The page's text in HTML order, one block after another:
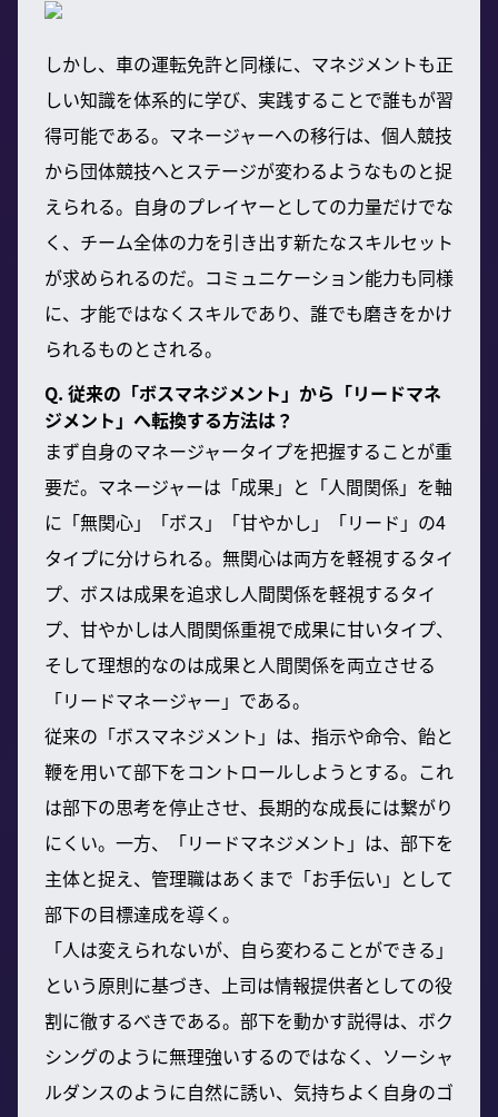
しかし、車の運転免許と同様に、マネジメントも正
しい知識を体系的に学び、実践することで誰もが習
得可能である。マネージャーへの移行は、個人競技
から団体競技へとステージが変わるようなものと捉
えられる。自身のプレイヤーとしての力量だけでな
く、チーム全体の力を引き出す新たなスキルセット
が求められるのだ。コミュニケーション能力も同様
に、才能ではなくスキルであり、誰でも磨きをかけ
られるものとされる。
Q. 従来の「ボスマネジメント」から「リードマネ
ジメント」へ転換する方法は？
まず自身のマネージャータイプを把握することが重
要だ。マネージャーは「成果」と「人間関係」を軸
に「無関心」「ボス」「甘やかし」「リード」の4
タイプに分けられる。無関心は両方を軽視するタイ
プ、ボスは成果を追求し人間関係を軽視するタイ
プ、甘やかしは人間関係重視で成果に甘いタイプ、
そして理想的なのは成果と人間関係を両立させる
「リードマネージャー」である。
従来の「ボスマネジメント」は、指示や命令、飴と
鞭を用いて部下をコントロールしようとする。これ
は部下の思考を停止させ、長期的な成長には繋がり
にくい。一方、「リードマネジメント」は、部下を
主体と捉え、管理職はあくまで「お手伝い」として
部下の目標達成を導く。
「人は変えられないが、自ら変わることができる」
という原則に基づき、上司は情報提供者としての役
割に徹するべきである。部下を動かす説得は、ボク
シングのように無理強いするのではなく、ソーシャ
ルダンスのように自然に誘い、気持ちよく自身のゴ